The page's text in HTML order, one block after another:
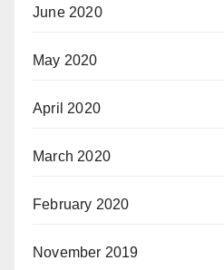
June 2020
May 2020
April 2020
March 2020
February 2020
November 2019